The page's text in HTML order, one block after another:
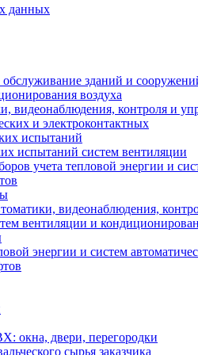
данных
обслуживание зданий и
воздуха
видеонаблюдения, контроля и
и электроконтактных
испытаний
испытаний систем вентиляции
учета тепловой энергии и
видеонаблюдения,
вентиляции и
энергии и систем
окна, двери, перегородки
сырья заказчика